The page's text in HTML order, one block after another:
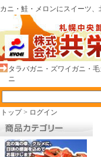
カニ・鮭・メロンにスイーツ
タラバガニ・ズワイガニ・毛
ニ
トップ> ログイン